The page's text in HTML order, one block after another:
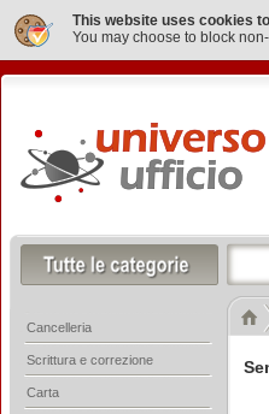
This website uses cookies
You may choose to block
Cancelleria
Scrittura e correzione
Carta